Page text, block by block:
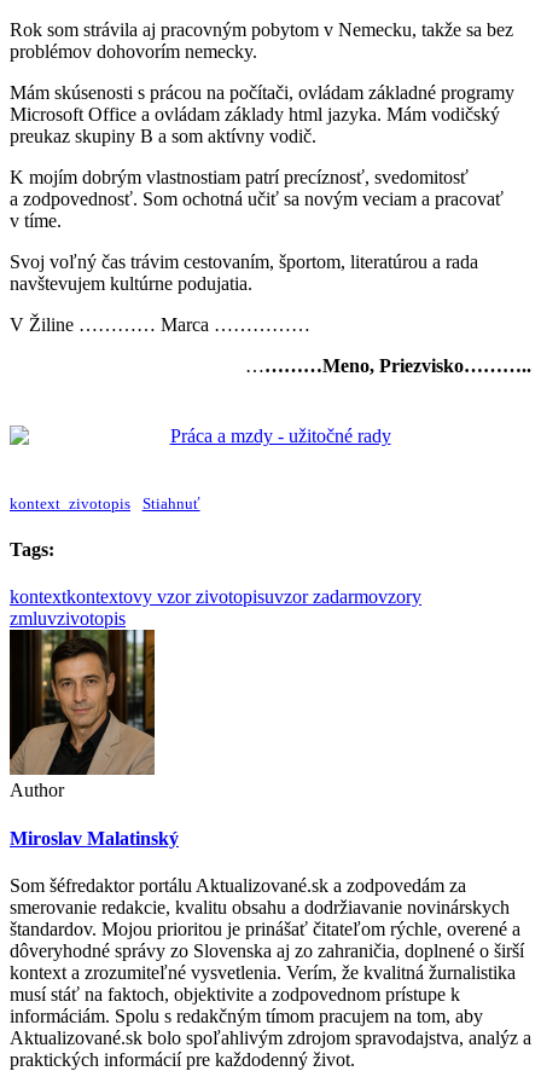
Rok som strávila aj pracovným pobytom v Nemecku, takže sa bez
problémov dohovorím nemecky.
Mám skúsenosti s prácou na počítači, ovládam základné programy
Microsoft Office a ovládam základy html jazyka. Mám vodičský
preukaz skupiny B a som aktívny vodič.
K mojím dobrým vlastnostiam patrí precíznosť, svedomitosť
a zodpovednosť. Som ochotná učiť sa novým veciam a pracovať
v tíme.
Svoj voľný čas trávim cestovaním, športom, literatúrou a rada
navštevujem kultúrne podujatia.
V Žiline ………… Marca ……………
…………Meno, Priezvisko………..
kontext_zivotopis Stiahnuť
Tags:
kontextkontextovy vzor zivotopisuvzor zadarmovzory
zmluvzivotopis
Author
Miroslav Malatinský
Som šéfredaktor portálu Aktualizované.sk a zodpovedám za
smerovanie redakcie, kvalitu obsahu a dodržiavanie novinárskych
štandardov. Mojou prioritou je prinášať čitateľom rýchle, overené a
dôveryhodné správy zo Slovenska aj zo zahraničia, doplnené o širší
kontext a zrozumiteľné vysvetlenia. Verím, že kvalitná žurnalistika
musí stáť na faktoch, objektivite a zodpovednom prístupe k
informáciám. Spolu s redakčným tímom pracujem na tom, aby
Aktualizované.sk bolo spoľahlivým zdrojom spravodajstva, analýz a
praktických informácií pre každodenný život.